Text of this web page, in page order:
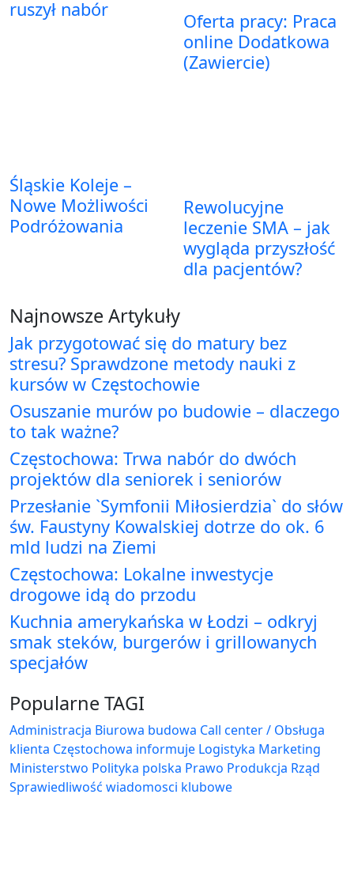
ruszył nabór
Oferta pracy: Praca
online Dodatkowa
(Zawiercie)
Śląskie Koleje –
Nowe Możliwości
Podróżowania
Rewolucyjne
leczenie SMA – jak
wygląda przyszłość
dla pacjentów?
Najnowsze Artykuły
Jak przygotować się do matury bez
stresu? Sprawdzone metody nauki z
kursów w Częstochowie
Osuszanie murów po budowie – dlaczego
to tak ważne?
Częstochowa: Trwa nabór do dwóch
projektów dla seniorek i seniorów
Przesłanie `Symfonii Miłosierdzia` do słów
św. Faustyny Kowalskiej dotrze do ok. 6
mld ludzi na Ziemi
Częstochowa: Lokalne inwestycje
drogowe idą do przodu
Kuchnia amerykańska w Łodzi – odkryj
smak steków, burgerów i grillowanych
specjałów
Popularne TAGI
Administracja Biurowa budowa Call center / Obsługa
klienta Częstochowa informuje Logistyka Marketing
Ministerstwo Polityka polska Prawo Produkcja Rząd
Sprawiedliwość wiadomosci klubowe